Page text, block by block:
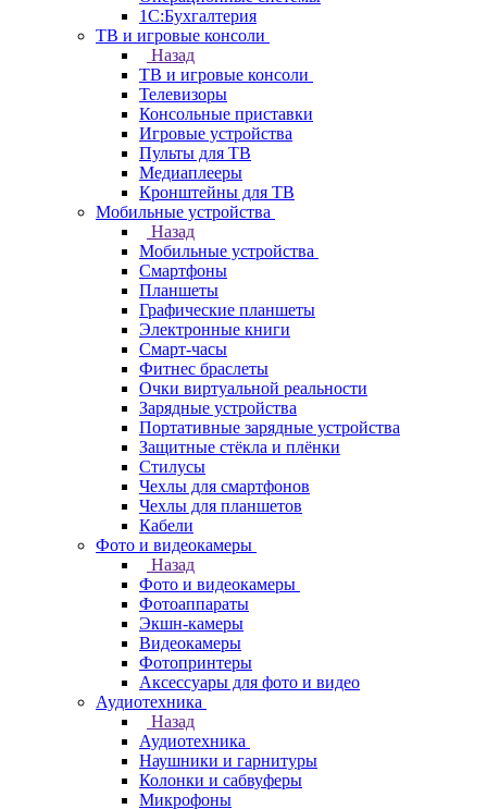
1С:Бухгалтерия
ТВ и игровые консоли
Назад
ТВ и игровые консоли
Телевизоры
Консольные приставки
Игровые устройства
Пульты для ТВ
Медиаплееры
Кронштейны для ТВ
Мобильные устройства
Назад
Мобильные устройства
Смартфоны
Планшеты
Графические планшеты
Электронные книги
Смарт-часы
Фитнес браслеты
Очки виртуальной реальности
Зарядные устройства
Портативные зарядные устройства
Защитные стёкла и плёнки
Стилусы
Чехлы для смартфонов
Чехлы для планшетов
Кабели
Фото и видеокамеры
Назад
Фото и видеокамеры
Фотоаппараты
Экшн-камеры
Видеокамеры
Фотопринтеры
Аксессуары для фото и видео
Аудиотехника
Назад
Аудиотехника
Наушники и гарнитуры
Колонки и сабвуферы
Микрофоны